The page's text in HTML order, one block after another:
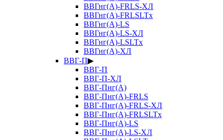
ВВГнг(А)-FRLS-ХЛ
ВВГнг(А)-FRLSLTx
ВВГнг(А)-LS
ВВГнг(А)-LS-ХЛ
ВВГнг(А)-LSLTx
ВВГнг(А)-ХЛ
ВВГ-П▶
ВВГ-П
ВВГ-П-ХЛ
ВВГ-Пнг(А)
ВВГ-Пнг(А)-FRLS
ВВГ-Пнг(А)-FRLS-ХЛ
ВВГ-Пнг(А)-FRLSLTx
ВВГ-Пнг(А)-LS
ВВГ-Пнг(А)-LS-ХЛ